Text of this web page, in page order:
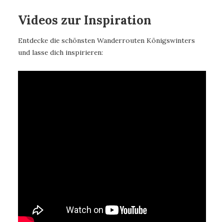
Videos zur Inspiration
Entdecke die schönsten Wanderrouten Königswinters
und lasse dich inspirieren: